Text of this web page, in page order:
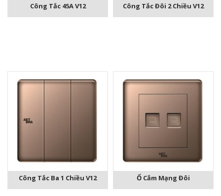
Công Tắc 45A V12 Công Tắc Đôi 2 Chiều V12
Công Tắc Ba 1 Chiều V12 Ổ Cắm Mạng Đôi